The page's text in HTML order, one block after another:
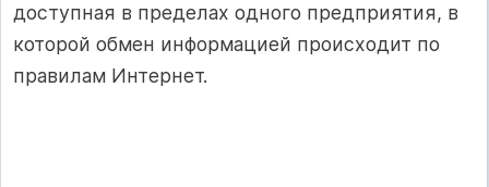
доступная в пределах одного предприятия, в
которой обмен информацией происходит по
правилам Интернет.